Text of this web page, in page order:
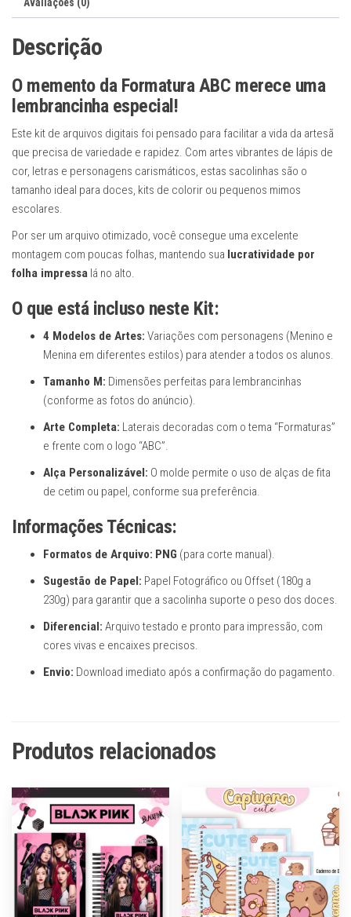
Avaliações (0)
Descrição
O memento da Formatura ABC merece uma
lembrancinha especial!
Este kit de arquivos digitais foi pensado para facilitar a vida da artesã
que precisa de variedade e rapidez. Com artes vibrantes de lápis de
cor, letras e personagens carismáticos, estas sacolinhas são o
tamanho ideal para doces, kits de colorir ou pequenos mimos
escolares.
Por ser um arquivo otimizado, você consegue uma excelente
montagem com poucas folhas, mantendo sua lucratividade por
folha impressa lá no alto.
O que está incluso neste Kit:
4 Modelos de Artes: Variações com personagens (Menino e
Menina em diferentes estilos) para atender a todos os alunos.
Tamanho M: Dimensões perfeitas para lembrancinhas
(conforme as fotos do anúncio).
Arte Completa: Laterais decoradas com o tema “Formaturas”
e frente com o logo “ABC”.
Alça Personalizável: O molde permite o uso de alças de fita
de cetim ou papel, conforme sua preferência.
Informações Técnicas:
Formatos de Arquivo: PNG (para corte manual).
Sugestão de Papel: Papel Fotográfico ou Offset (180g a
230g) para garantir que a sacolinha suporte o peso dos doces.
Diferencial: Arquivo testado e pronto para impressão, com
cores vivas e encaixes precisos.
Envio: Download imediato após a confirmação do pagamento.
Produtos relacionados